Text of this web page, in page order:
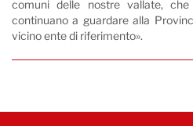
comuni delle nostre vallate,
continuano a guardare alla
vicino ente di riferimento».